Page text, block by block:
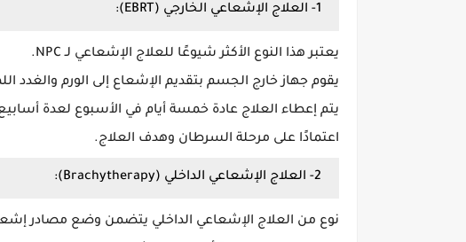
1- العلاج الإشعاعي الخارجي (EBRT):
يعتبر هذا النوع الأكثر شيوعًا للعلاج الإشعاعي لـ NPC.
يقوم جهاز خارج الجسم بتقديم الإشعاع إلى الورم والغدد
يتم إعطاء العلاج عادة خمسة أيام في الأسبوع لعدة
اعتمادًا على مرحلة السرطان وهدف العلاج.
2- العلاج الإشعاعي الداخلي (Brachytherapy):
نوع من العلاج الإشعاعي الداخلي يتضمن وضع مصادر